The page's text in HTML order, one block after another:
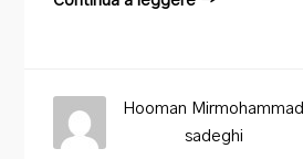
Hooman Mirmohammad
sadeghi